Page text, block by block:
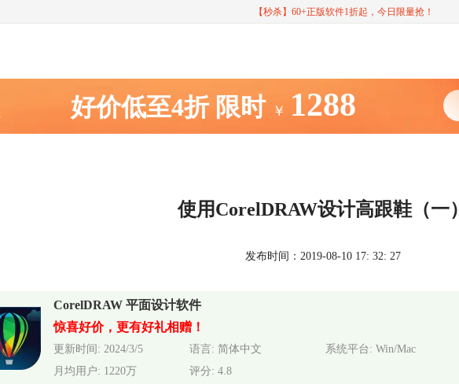
【秒杀】60+正版软件1折起，今日限量抢！
好价低至4折 限时 ￥ 1288
使用CorelDRAW设计高跟鞋（一）
发布时间：2019-08-10 17: 32: 27
CorelDRAW 平面设计软件
惊喜好价，更有好礼相赠！
更新时间: 2024/3/5 语言: 简体中文
系统平台: Win/Mac
月均用户: 1220万
评分: 4.8